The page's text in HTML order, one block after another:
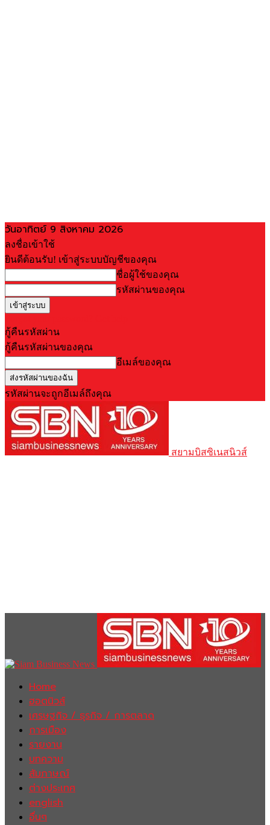
วันอาทิตย์ 9 สิงหาคม 2026
ลงชื่อเข้าใช้
ยินดีต้อนรับ! เข้าสู่ระบบบัญชีของคุณ
ชื่อผู้ใช้ของคุณ
รหัสผ่านของคุณ
กู้คืนรหัสผ่าน
กู้คืนรหัสผ่านของคุณ
อีเมล์ของคุณ
รหัสผ่านจะถูกอีเมล์ถึงคุณ
สยามบิสซิเนสนิวส์
Home
ฮอตนิวส์
เศรษฐกิจ / ธุรกิจ / การตลาด
การเมือง
รายงาน
บทความ
สัมภาษณ์
ต่างประเทศ
english
อื่นๆ